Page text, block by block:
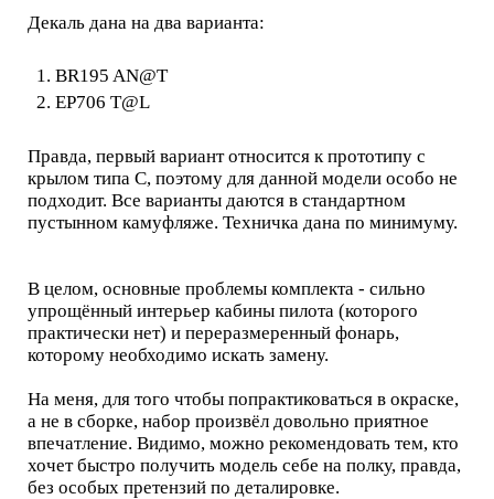
Декаль дана на два варианта:
BR195 AN@T
EP706 T@L
Правда, первый вариант относится к прототипу с
крылом типа С, поэтому для данной модели особо не
подходит. Все варианты даются в стандартном
пустынном камуфляже. Техничка дана по минимуму.
В целом, основные проблемы комплекта - сильно
упрощённый интерьер кабины пилота (которого
практически нет) и переразмеренный фонарь,
которому необходимо искать замену.
На меня, для того чтобы попрактиковаться в окраске,
а не в сборке, набор произвёл довольно приятное
впечатление. Видимо, можно рекомендовать тем, кто
хочет быстро получить модель себе на полку, правда,
без особых претензий по деталировке.